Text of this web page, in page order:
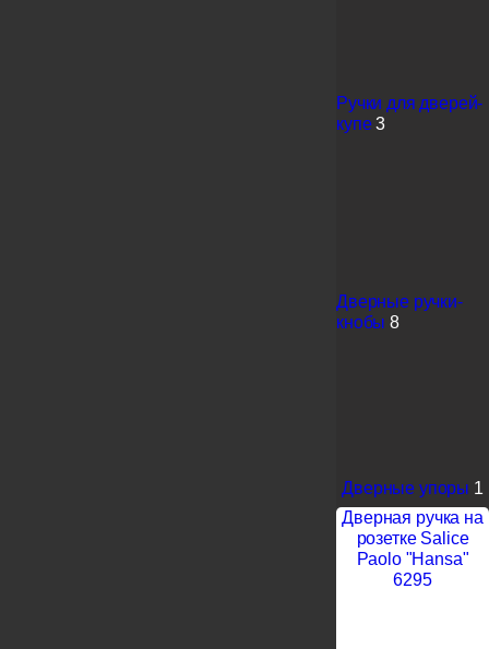
Ручки для дверей-
купе 3
Дверные ручки-
кнобы 8
Дверные упоры 1
Дверная ручка на
розетке Salice
Paolo "Hansa"
6295